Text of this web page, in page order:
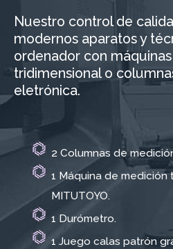
Nuestro control de
modernos aparatos y
ordenador con
tridimensional o
eletrónica.
2 Columnas de
1 Máquina de medición
MITUTOYO.
1 Durómetro.
1 Juego calas patrón